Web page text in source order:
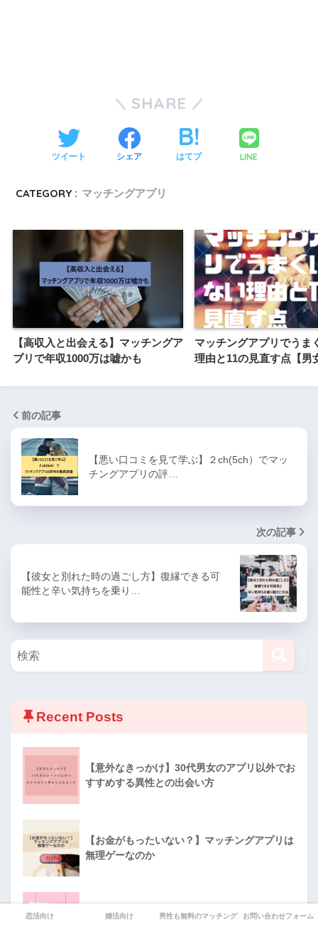
SHARE
ツイート シェア はてブ LINE
CATEGORY : マッチングアプリ
【高収入と出会える】マッチングア
プリで年収1000万は嘘かも
マッチングアプリでうま
理由と11の見直す点【男
前の記事
【悪い口コミを見て学ぶ】２ch(5ch）でマッ
チングアプリの評…
次の記事
【彼女と別れた時の過ごし方】復縁できる可
能性と辛い気持ちを乗り…
Recent Posts
【意外なきっかけ】30代男女のアプリ以外でお
すすめする異性との出会い方
【お金がもったいない？】マッチングアプリは
無理ゲーなのか
【完全攻略】タップル（tapple）の評判と口コ
恋活向け 婚活向け 男性も無料のマッチングアプリお問い合わせフォーム